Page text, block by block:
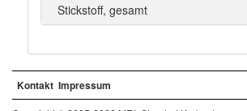
Stickstoff, gesamt
Kontakt Impressum